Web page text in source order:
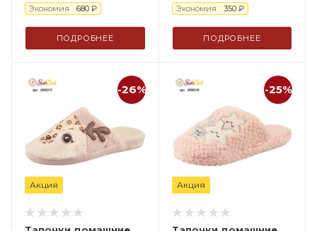
Экономия 680 ₽
ПОДРОБНЕЕ
Экономия 350₽
ПОДРОБНЕЕ
-26%
Акция
-25%
Акция